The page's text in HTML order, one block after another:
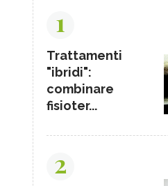
1
Trattamenti
"ibridi":
combinare
fisioter...
2